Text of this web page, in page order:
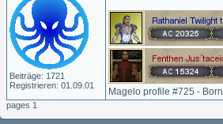
Beiträge: 1721
Registrieren: 01.09.01
Magelo profile #725 -
pages 1